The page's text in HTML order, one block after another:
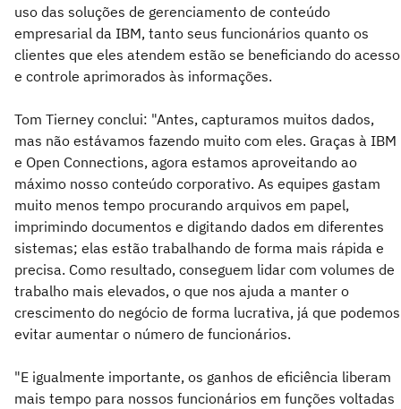
uso das soluções de gerenciamento de conteúdo
empresarial da IBM, tanto seus funcionários quanto os
clientes que eles atendem estão se beneficiando do acesso
e controle aprimorados às informações.
Tom Tierney conclui: "Antes, capturamos muitos dados,
mas não estávamos fazendo muito com eles. Graças à IBM
e Open Connections, agora estamos aproveitando ao
máximo nosso conteúdo corporativo. As equipes gastam
muito menos tempo procurando arquivos em papel,
imprimindo documentos e digitando dados em diferentes
sistemas; elas estão trabalhando de forma mais rápida e
precisa. Como resultado, conseguem lidar com volumes de
trabalho mais elevados, o que nos ajuda a manter o
crescimento do negócio de forma lucrativa, já que podemos
evitar aumentar o número de funcionários.
"E igualmente importante, os ganhos de eficiência liberam
mais tempo para nossos funcionários em funções voltadas